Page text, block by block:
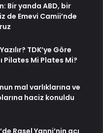
Bir yanda ABD, bir
de Emevi Camii’nde
TDK’ye Göre
Pilates Mi Plates Mi?
mal varlıklarına ve
haciz konuldu
Rasel Yanni’nin acı